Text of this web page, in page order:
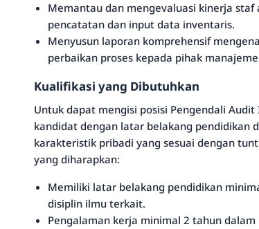
Memantau dan mengevaluasi kinerja
pencatatan dan input data inventaris.
Menyusun laporan komprehensif
perbaikan proses kepada pihak
Kualifikasi yang Dibutuhkan
Untuk dapat mengisi posisi Pengendali
kandidat dengan latar belakang pendidikan
karakteristik pribadi yang sesuai dengan
yang diharapkan:
Memiliki latar belakang pendidikan
disiplin ilmu terkait.
Pengalaman kerja minimal 2 tahun